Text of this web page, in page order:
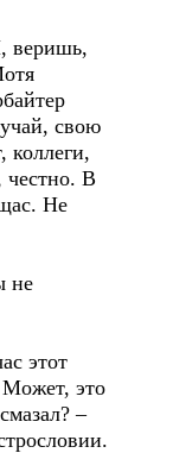
веришь,
свою
коллеги,
В
Не
не
этот
Может, это
–